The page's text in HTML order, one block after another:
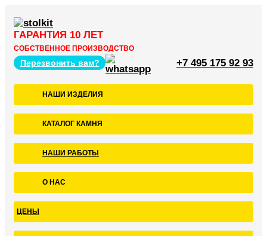
ГАРАНТИЯ 10 ЛЕТ
СОБСТВЕННОЕ ПРОИЗВОДСТВО
+7 495 175 92 93
Перезвонить вам?
НАШИ ИЗДЕЛИЯ
КАТАЛОГ КАМНЯ
НАШИ РАБОТЫ
О НАС
ЦЕНЫ